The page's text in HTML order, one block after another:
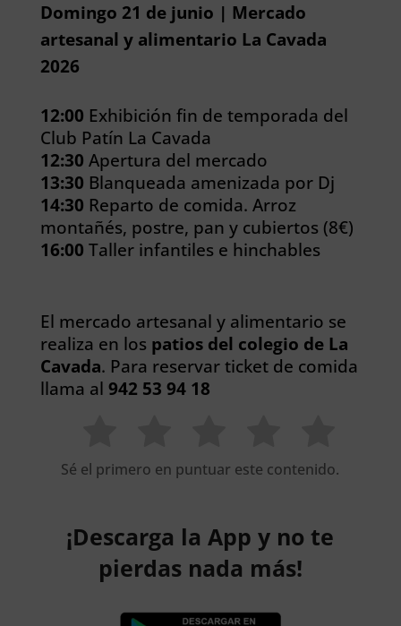
Domingo 21 de junio | Mercado
artesanal y alimentario La Cavada
2026
12:00 Exhibición fin de temporada del
Club Patín La Cavada
12:30 Apertura del mercado
13:30 Blanqueada amenizada por Dj
14:30 Reparto de comida. Arroz
montañés, postre, pan y cubiertos (8€)
16:00 Taller infantiles e hinchables
El mercado artesanal y alimentario se
realiza en los patios del colegio de La
Cavada. Para reservar ticket de comida
llama al 942 53 94 18
Sé el primero en puntuar este contenido.
¡Descarga la App y no te
pierdas nada más!